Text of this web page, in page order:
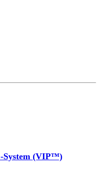
(VIP™)